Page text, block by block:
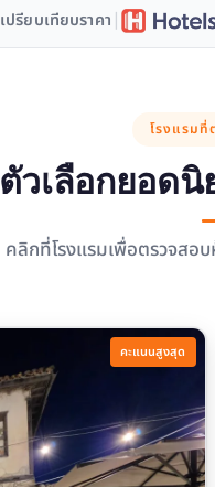
เปรียบเทียบราคา |
โรงแรมที่
ตัวเลือกยอด
คลิกที่โรงแรมเพื่อตรวจสอ
คะแนนสูงสุด